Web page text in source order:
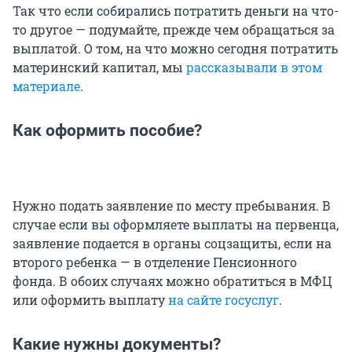
Так что если собирались потратить деньги на что-
то другое — подумайте, прежде чем обращаться за
выплатой. О том, на что можно сегодня потратить
материнский капитал, мы рассказывали в этом
материале.
Как оформить пособие?
Нужно подать заявление по месту пребывания. В
случае если вы оформляете выплаты на первенца,
заявление подается в органы соцзащиты, если на
второго ребенка — в отделение Пенсионного
фонда. В обоих случаях можно обратиться в МФЦ
или оформить выплатуна сайте госуслуг.
Какие нужны документы?